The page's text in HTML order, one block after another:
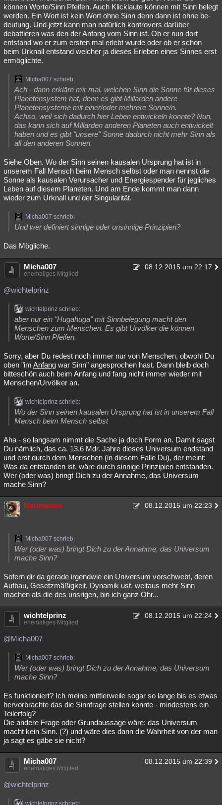
können Worte/Sinn Pfeifen. Auch Klicklaute können mit Sinn belegt
werden. Ein Wort ist kein Wort ohne Sinn denn dann ist ohne be-
deutung. Und jetzt kann man natürlich kontrovers darüber
debattieren was den der Anfang vom Sinn ist. Ob er nun dort
entstand wo er zum ersten mal erlebt wurde oder ob er schon
beim Urknall entstand welcher ja dieses Erleben eines Sinnes erst
ermöglichte.
Micha007 schrieb:
Ach - dann erkläre mir mal, welchen Sinn die Sonne für dieses
Planetensystem hat, denn es gibt Millarden andere
Planetensysteme mit einer/oder mehrere Sonne/n.
Achso, weil sich dadurch hier Leben entwickeln konnte? Nun,
das kann sich auf Millarden anderen Planeten auch entwickelt
haben und es gibt "unsere" Sonne dadurch nicht mehr Sinn als
all den anderen Sonnen.
Siehe Oben. Wo der Sinn seinen kausalen Ursprung hat ist in
unserem Fall Mensch beim Mensch selbst oder man nennst die
Sonne als kausalen Verursacher und Energiespender für jegliches
Leben auf diesem Planeten. Und am Ende kommt man dann
wieder zum Urknall und der Singularität.
Micha007 schrieb:
Und wer definiert sinnige oder unsinnige Prinzipien?
Das Mögliche.
Micha007 08.12.2015 um 22:17
ehemaliges Mitglied
@wichtelprinz
wichtelprinz schrieb:
aber nur ein "Hugahuga" mit Sinnbelegung macht den
Menschen zum Menschen. Es gibt Urvölker die können
Worte/Sinn Pfeifen.
Sorry, aber Du redest noch immer nur von Menschen, obwohl Du
oben "im Anfang war Sinn" angesprochen hast. Dann bleib doch
bitteschön auch beim Anfang und fang nicht immer wieder mit
Menschen/Urvölker an.
wichtelprinz schrieb:
Wo der Sinn seinen kausalen Ursprung hat ist in unserem Fall
Mensch beim Mensch selbst
Aha - so langsam nimmt die Sache ja doch Form an. Damit sagst
Du nämlich, das ca. 13,6 Mdr. Jahre dieses Universum endstand
und erst durch dem Menschen (in diesem Falle Du), der meint:
Was da entstanden ist, wäre durch sinnige Prinzipien entstanden.
Wer (oder was) bringt Dich zu der Annahme, das Universum
mache Sinn?
Noumenon 08.12.2015 um 22:23
Micha007 schrieb:
Wer (oder was) bringt Dich zu der Annahme, das Universum
mache Sinn?
Sofern dir da gerade irgendwie ein Universum vorschwebt, deren
Aufbau, Gesetzmäßigkeit, Dynamik usf. weitaus mehr Sinn
machen als die des unsrigen, bin ich ganz Ohr...
wichtelprinz 08.12.2015 um 22:24
ehemaliges Mitglied
@Micha007
Micha007 schrieb:
Wer (oder was) bringt Dich zu der Annahme, das Universum
mache Sinn?
Es funktioniert? Ich meine mittlerweile sogar so lange bis es etwas
hervorbrachte das die Sinnfrage stellen konnte - mindestens ein
Teilerfolg?
Die andere Frage oder Grundaussage wäre: das Universum
macht kein Sinn. (?) und wäre dies dann die Wahrheit von der man
ja sagt es gäbe sie nicht?
Micha007 08.12.2015 um 22:39
ehemaliges Mitglied
@wichtelprinz
wichtelprinz schrieb: